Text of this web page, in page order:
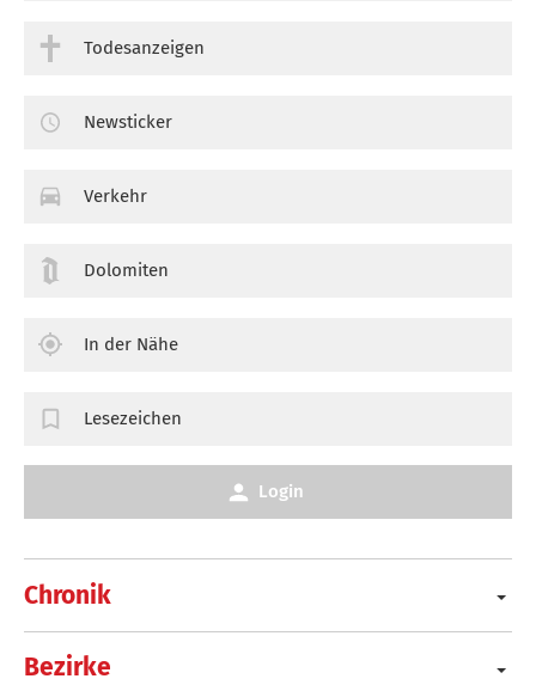
Chronik
Bezirke
Todesanzeigen
Newsticker
Verkehr
Dolomiten
In der Nähe
Lesezeichen
Login